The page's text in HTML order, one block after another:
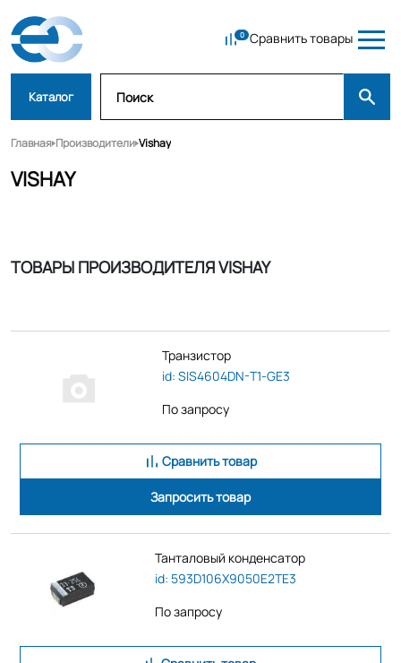
Сравнить товары
Каталог
Главная Производители Vishay
VISHAY
ТОВАРЫ ПРОИЗВОДИТЕЛЯ VISHAY
Транзистор
id: SIS4604DN-T1-GE3
По запросу
Сравнить товар
Запросить товар
Танталовый конденсатор
id: 593D106X9050E2TE3
По запросу